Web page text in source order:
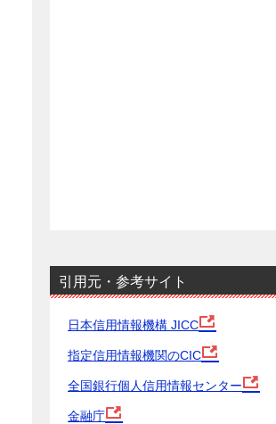
引用元・参考サイト
日本信用情報機構 JICC
指定信用情報機関のCIC
全国銀行個人信用情報センター
金融庁